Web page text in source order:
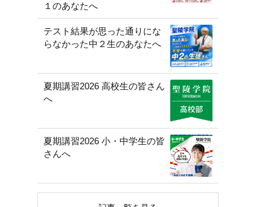
１のあなたへ
テスト結果が思った通りにな
らなかった中２生のあなたへ
夏期講習2026 高校生の皆さん
へ
夏期講習2026 小・中学生の皆
さんへ